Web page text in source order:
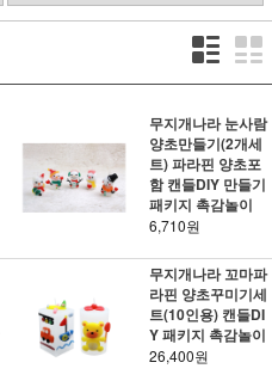
무지개나라 눈사람
양초만들기(2개세
트) 파라핀 양초포
함 캔들DIY 만들기
패키지 촉감놀이
6,710원
무지개나라 꼬마파
라핀 양초꾸미기세
트(10인용) 캔들DI
Y 패키지 촉감놀이
26,400원